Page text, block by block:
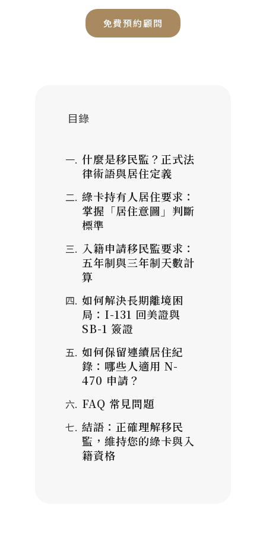
免費預約顧問
目錄
什麼是移民監？正式法
律術語與居住定義
綠卡持有人居住要求：
掌握「居住意圖」判斷
標準
入籍申請移民監要求：
五年制與三年制天數計
算
如何解決長期離境困
局：I-131 回美證與
SB-1 簽證
如何保留連續居住紀
錄：哪些人適用 N-
470 申請？
FAQ 常見問題
結語：正確理解移民
監，維持您的綠卡與入
籍資格